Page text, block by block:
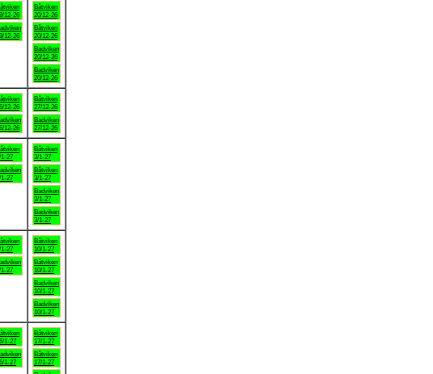
12-26
12-26
Båtviken
20/12-26
Båtviken
20/12-26
Badviken
20/12-26
Badviken
20/12-26
12-26
12-26
Båtviken
27/12-26
Badviken
27/12-26
1-27
1-27
Båtviken
3/1-27
Båtviken
3/1-27
Badviken
3/1-27
Badviken
3/1-27
1-27
1-27
Båtviken
10/1-27
Båtviken
10/1-27
Badviken
10/1-27
Badviken
10/1-27
1-27
1-27
Båtviken
17/1-27
Båtviken
17/1-27